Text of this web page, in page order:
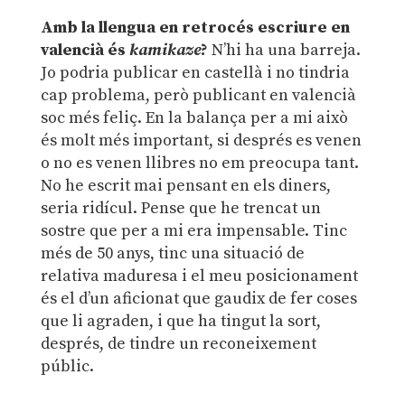
Amb la llengua en retrocés escriure en
valencià és kamikaze? N’hi ha una barreja.
Jo podria publicar en castellà i no tindria
cap problema, però publicant en valencià
soc més feliç. En la balança per a mi això
és molt més important, si després es venen
o no es venen llibres no em preocupa tant.
No he escrit mai pensant en els diners,
seria ridícul. Pense que he trencat un
sostre que per a mi era impensable. Tinc
més de 50 anys, tinc una situació de
relativa maduresa i el meu posicionament
és el d’un aficionat que gaudix de fer coses
que li agraden, i que ha tingut la sort,
després, de tindre un reconeixement
públic.